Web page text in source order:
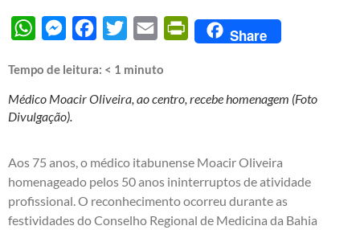
WhatsAppMessengerFacebook
Twitter Email PrintFriendly
Share
Tempo de leitura: < 1 minuto
Médico Moacir Oliveira, ao centro, recebe homenagem (Foto
Divulgação).
Aos 75 anos, o médico itabunense Moacir Oliveira
homenageado pelos 50 anos ininterruptos de atividade
profissional. O reconhecimento ocorreu durante as
festividades do Conselho Regional de Medicina da Bahia